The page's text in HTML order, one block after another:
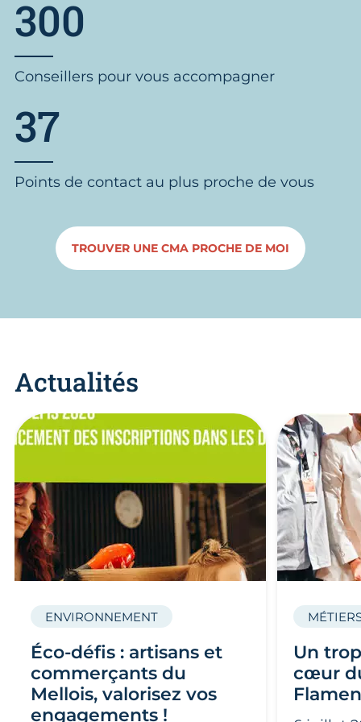
300
Conseillers pour vous accompagner
37
Points de contact au plus proche de vous
TROUVER UNE CMA PROCHE DE MOI
Actualités
Éco-défis : artisans et
commerçants du
Mellois, valorisez vos
engagements !
ENVIRONNEMENT
Un
cœur